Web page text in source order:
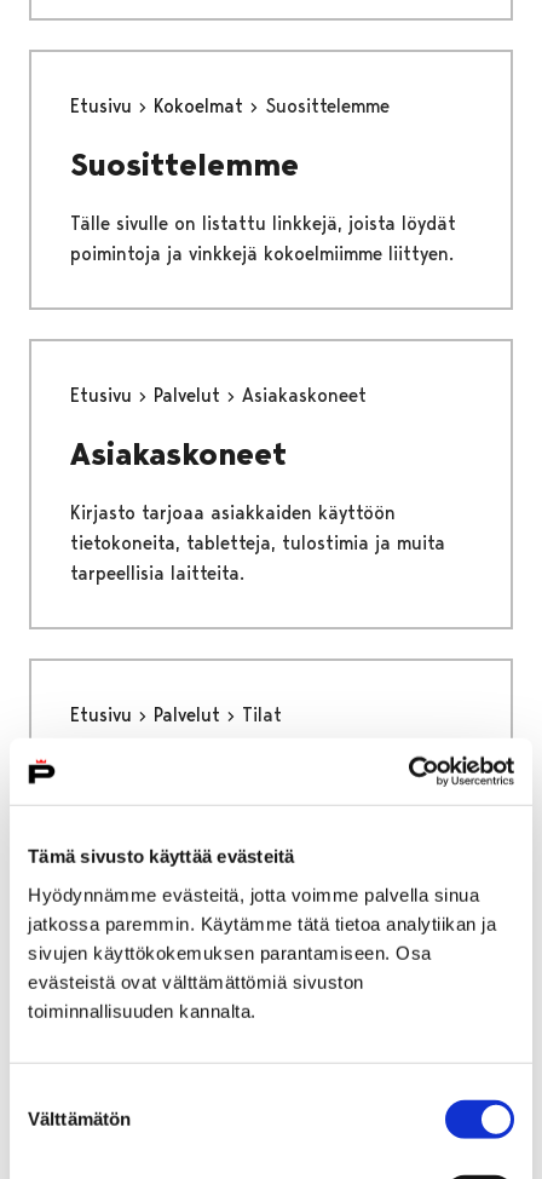
Tämä sivusto käyttää evästeitä
Hyödynnämme evästeitä, jotta voimme palvella sinua
jatkossa paremmin. Käytämme tätä tietoa analytiikan ja
sivujen käyttökokemuksen parantamiseen. Osa
evästeistä ovat välttämättömiä sivuston
toiminnallisuuden kannalta.
valinta
Välttämätön
Etusivu Kokoelmat Suosittelemme
Suosittelemme
Tälle sivulle on listattu linkkejä, joista löydät
poimintoja ja vinkkejä kokoelmiimme liittyen.
Etusivu Palvelut Asiakaskoneet
Asiakaskoneet
Kirjasto tarjoaa asiakkaiden käyttöön
tietokoneita, tabletteja, tulostimia ja muita
tarpeellisia laitteita.
Etusivu Palvelut Tilat
työskentelyyn ja kokoontumisiin sekä
näyttelyjä varten.